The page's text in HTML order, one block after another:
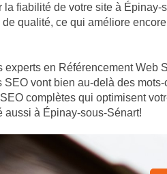
la fiabilité de votre site à
qualité, ce qui améliore
experts en Référencement
SEO vont bien au-delà des
complètes qui optimisent
aussi à Épinay-sous-Sénart!